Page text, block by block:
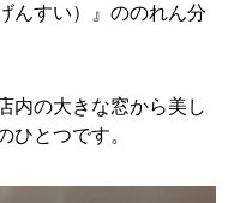
んすい）』ののれん分
内の大きな窓から美し
ひとつです。